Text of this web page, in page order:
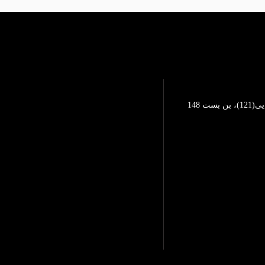
تهرانپارس، خیابان محمد رضایی(121)، بن بست 148